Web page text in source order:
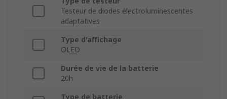
Testeur de diodes électroluminescentes
adaptatives
Type d'affichage
OLED
Durée de vie de la batterie
20h
Type de batterie